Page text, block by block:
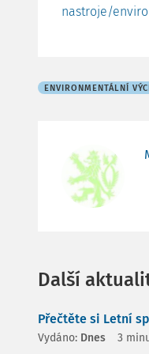
nastroje/
ENVIRONMENTÁLNÍ
Další
Přečtěte si Letní
Vydáno: Dnes 3